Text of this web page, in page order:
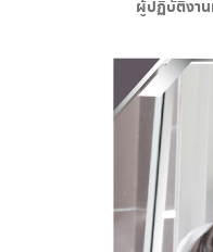
ผู้ปฏิบัติงา